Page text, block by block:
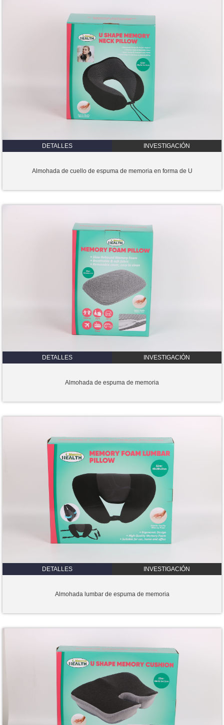
DETALLES INVESTIGACIÓN
Almohada de cuello de espuma de memoria en forma de U
DETALLES INVESTIGACIÓN
Almohada de espuma de memoria
DETALLES INVESTIGACIÓN
Almohada lumbar de espuma de memoria